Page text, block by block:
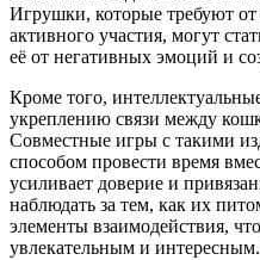
Игрушки, которые требуют
активного участия, могут
её от негативных эмоций и
Кроме того,
укреплению связи между
Совместные игры с такими
способом провести время
усиливает доверие и
наблюдать за тем, как их
элементы взаимодействия,
увлекательным и интересным.